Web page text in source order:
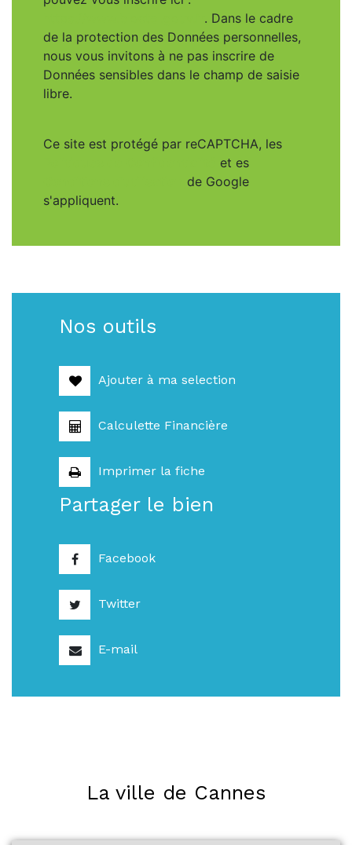
. Dans le cadre
de la protection des Données personnelles,
nous vous invitons à ne pas inscrire de
Données sensibles dans le champ de saisie
libre.
Ce site est protégé par reCAPTCHA, les
et es
de Google
s'appliquent.
Nos outils
Ajouter à ma selection
Calculette Financière
Imprimer la fiche
Partager le bien
Facebook
Twitter
E-mail
La ville de Cannes